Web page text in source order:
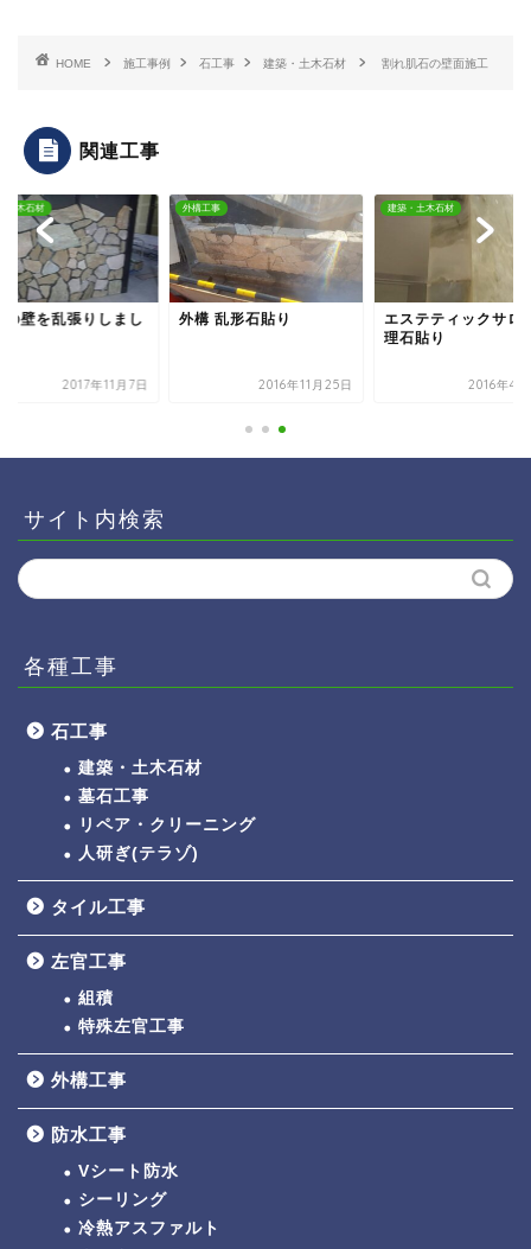
HOME 施工事例 石工事 建築・土木石材 割れ肌石の壁面施工
関連工事
土木石材
の壁を乱張りしまし
2017年11月7日
外構工事
外構 乱形石貼り
2016年11月25日
建築・土木石材
エステティックサロ
理石貼り
2016年4
サイト内検索
各種工事
石工事
建築・土木石材
墓石工事
リペア・クリーニング
人研ぎ(テラゾ)
タイル工事
左官工事
組積
特殊左官工事
外構工事
防水工事
Vシート防水
シーリング
冷熱アスファルト